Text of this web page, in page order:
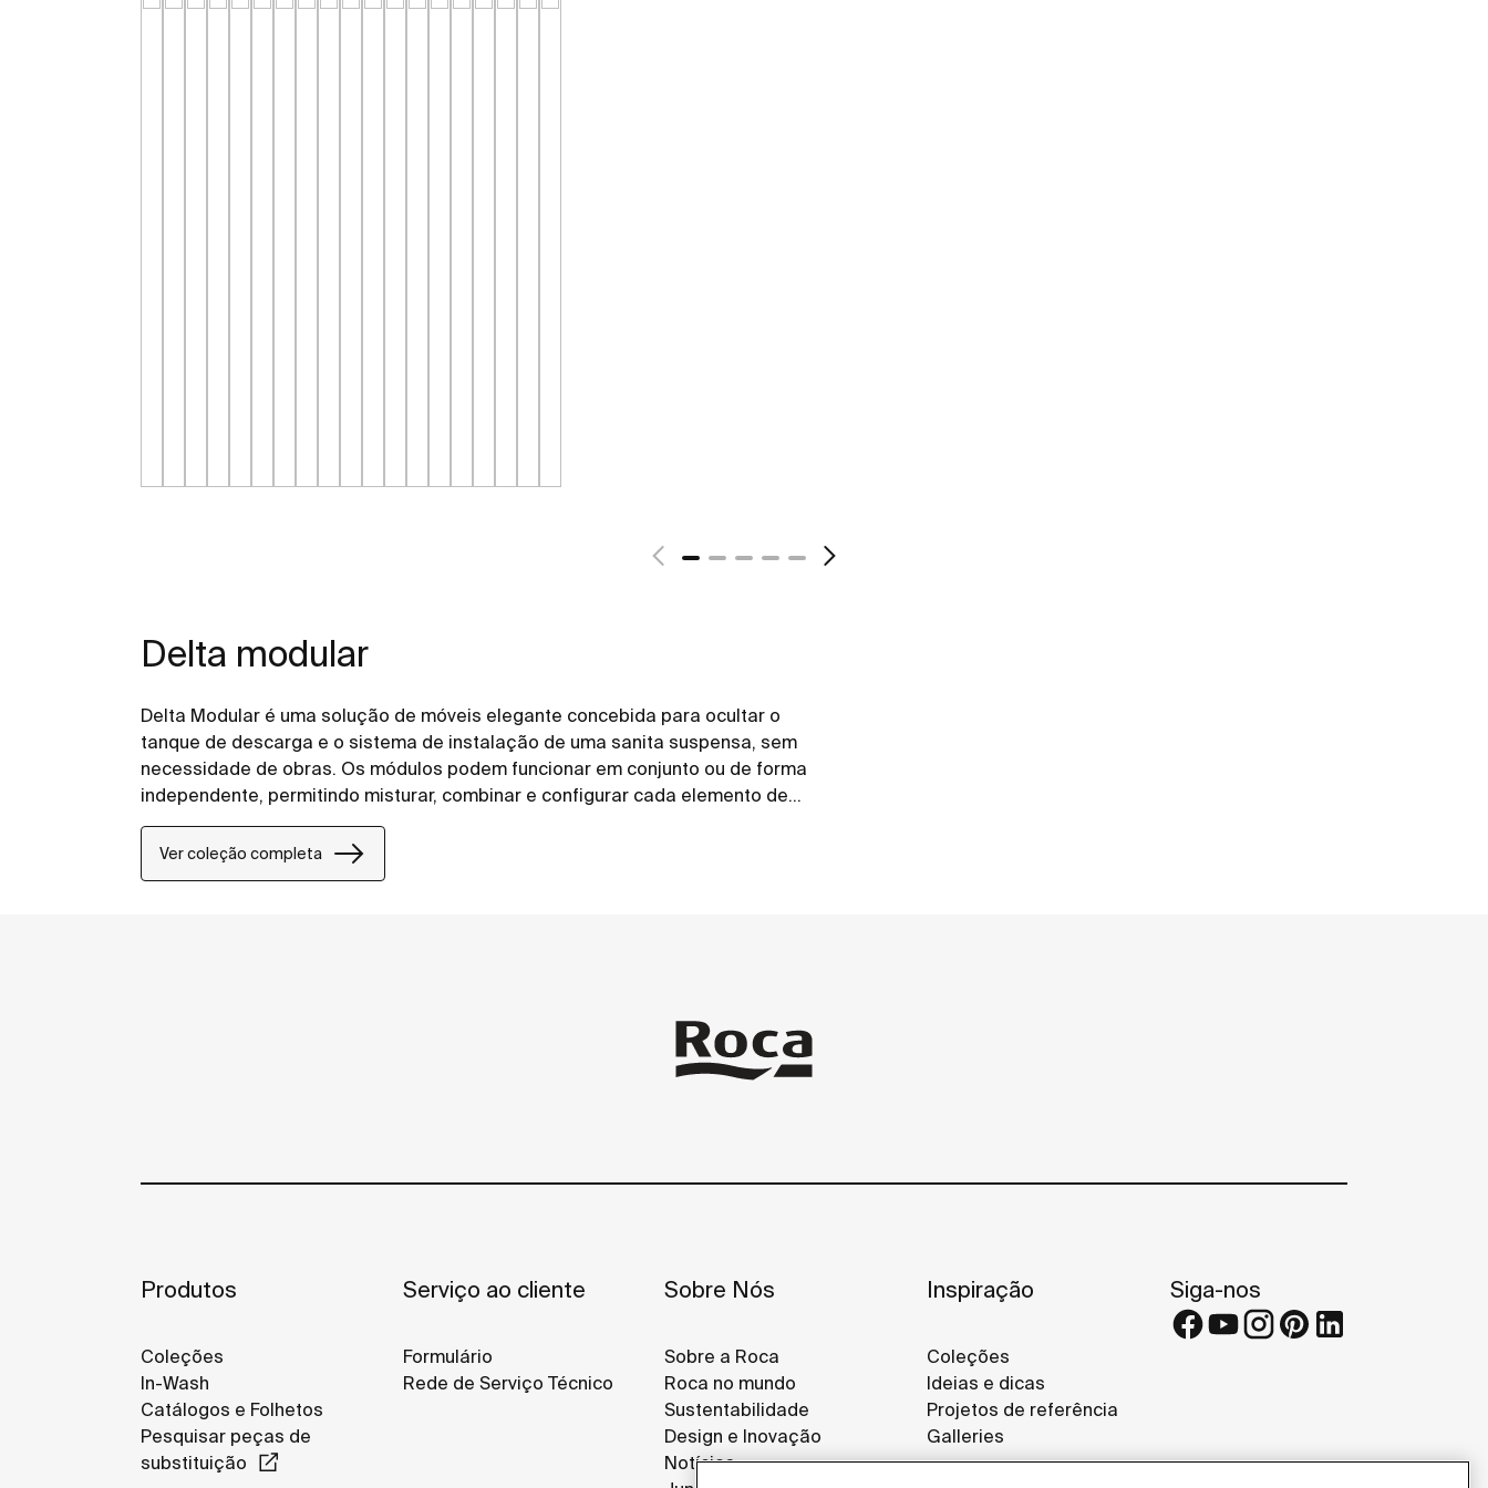
Delta modular
Delta Modular é uma solução de móveis elegante concebida para ocultar o
tanque de descarga e o sistema de instalação de uma sanita suspensa, sem
necessidade de obras. Os módulos podem funcionar em conjunto ou de forma
independente, permitindo misturar, combinar e configurar cada elemento de
acordo com a sua visão. Adapte-o ao seu espaço e ao seu estilo, para que a
única coisa em que precisa de se concentrar seja torná-lo verdadeiramente seu.
Ver coleção completa
Produtos
Coleções
In-Wash
Catálogos e Folhetos
Pesquisar peças de
substituição
Serviço ao cliente
Formulário
Rede de Serviço Técnico
Sobre Nós
Sobre a Roca
Roca no mundo
Sustentabilidade
Design e Inovação
Notícias
Inspiração
Coleções
Ideias e dicas
Projetos de referência
Galleries
Siga-nos